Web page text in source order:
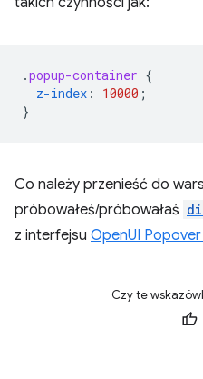
.popup-container {
z-index : 10000 ;
}
Co należy przenieść do
próbowałeś/próbowałaś
z interfejsu OpenUI Popover
Czy te